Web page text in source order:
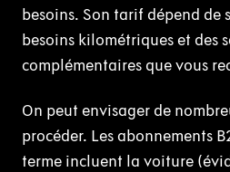
besoins. Son tarif dépend de
besoins kilométriques et des
complémentaires que vous
On peut envisager de
procéder. Les abonnements
terme incluent la voiture